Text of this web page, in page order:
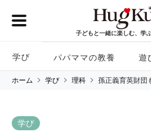
子どもと一緒に楽しむ、学
学び パパママの教養 遊
ホーム 学び 理科 孫正義育英財団
学び